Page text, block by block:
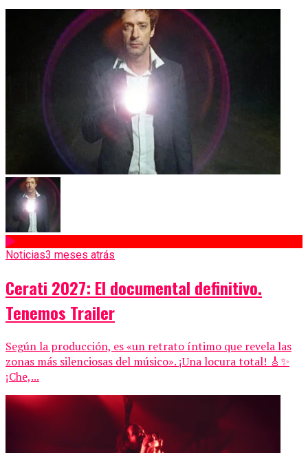
Noticias3 meses atrás
Cerati 2027: El documental definitivo.
Tenemos Trailer
Según la producción, es «un retrato íntimo que revela las
zonas más silenciosas del músico». ¡Una locura total! 🎸✨
¡Che,...